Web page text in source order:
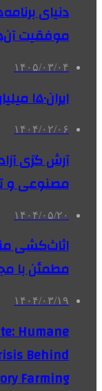
دنیای
موفقیت
۱۴۰۵/۰۳/۰۴
ایران۱۵۰ میلیارد بشکه ذخایر اثبات شده نفت دارد
۱۴۰۴/۰۲/۰۶
آرش گزی
مصنوعی و
۱۴۰۴/۰۵/۲۰
اثاث‌کشی
مطمئن با
۱۴۰۴/۰۳/۱۹
Humane
Behind
Farming